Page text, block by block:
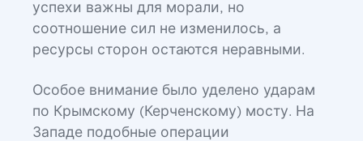
успехи важны для морали, но
соотношение сил не изменилось, а
ресурсы сторон остаются неравными.
Особое внимание было уделено ударам
по Крымскому (Керченскому) мосту. На
Западе подобные операции